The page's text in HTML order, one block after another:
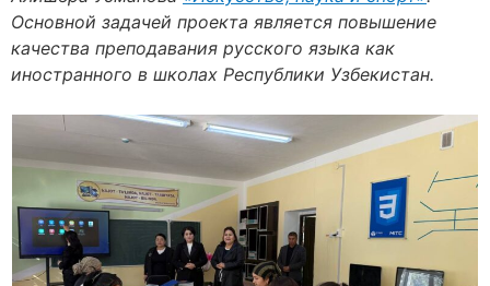
Основной задачей проекта является повышение
качества преподавания русского языка как
иностранного в школах Республики Узбекистан.